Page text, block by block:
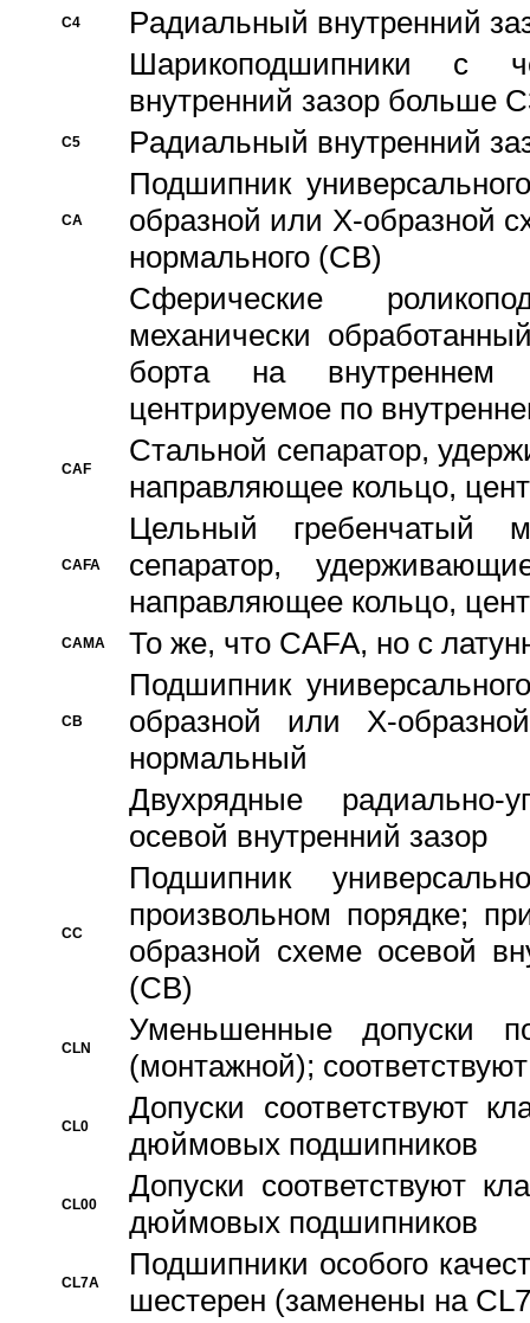
C4
Pадиальный внутренний
Шарикоподшипники с
внутренний зазор больше
C5 Pадиальный внутренний
CA
Подшипник
образной или Х-образной
нормального (CB)
Сферические
механически
борта на внутреннем
центрируемое по
CAF
Стальной сепаратор,
направляющее кольцо,
CAFA
Цельный гребенчатый
сепаратор,
направляющее кольцо,
CAMA То же, что CAFA, но с
CB
Подшипник
образной или Х-
нормальный
Двухрядные радиально-
осевой внутренний зазор
CC
Подшипник
произвольном порядке;
образной схеме осевой
(CB)
CLN
Уменьшенные
(монтажной);
CL0
Допуски соответствуют
дюймовых подшипников
CL00
Допуски соответствуют
дюймовых подшипников
CL7A
Подшипники особого
шестерен (заменены на